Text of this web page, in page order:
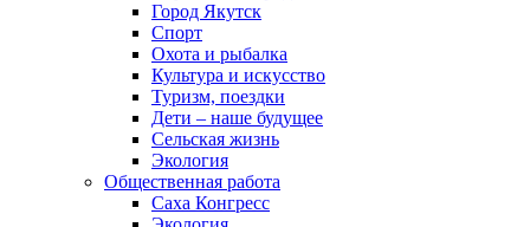
Город Якутск
Спорт
Охота и рыбалка
Культура и искусство
Туризм, поездки
Дети – наше будущее
Сельская жизнь
Экология
Общественная работа
Саха Конгресс